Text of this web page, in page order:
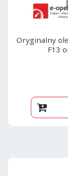
Oryginalny
F13